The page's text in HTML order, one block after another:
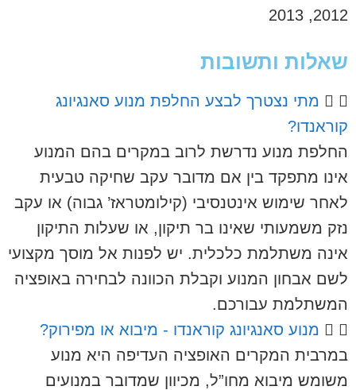
2012, 2013
שאלות ותשובות
מתי נצטרך לבצע החלפת מנוע סאנגיונג
קוראנדו?
החלפת מנוע נדרשת לרוב במקרים בהם המנוע
אינו מתפקד בין אם מדובר עקב שחיקה טבעית
לאחר שימוש אינטנסיבי (קילומטראז’ גבוה) או עקב
נזק משמעותי שאינו בר תיקון, או שעלות התיקון
אינה משתלמת כלכלית. יש לפנות אל מוסך מקצועי
לשם אבחון המנוע וקבלת הכוונה לבחירה באופציה
המשתלמת עבורכם.
מנוע סאנגיונג קוראנדו - מיבוא או מפירוק?
במרבית המקרים האופציה העדיפה היא מנוע
משומש מיבוא מחו”ל, מכיוון שמדובר במנועים